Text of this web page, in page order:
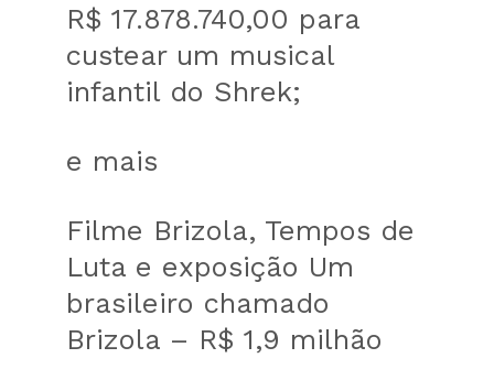
R$ 17.878.740,00 para
custear um musical
infantil do Shrek;
e mais
Filme Brizola, Tempos de
Luta e exposição Um
brasileiro chamado
Brizola – R$ 1,9 milhão